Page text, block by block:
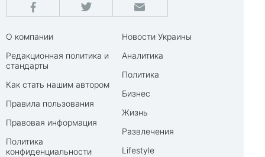
О компании
Редакционная политика и
стандарты
Как стать нашим автором
Правила пользования
Правовая информация
Политика
конфиденциальности
Новости Украины
Аналитика
Политика
Бизнес
Жизнь
Развлечения
Lifestyle